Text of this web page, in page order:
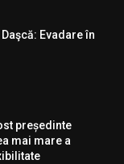
Evadare în
președinte
mai mare a